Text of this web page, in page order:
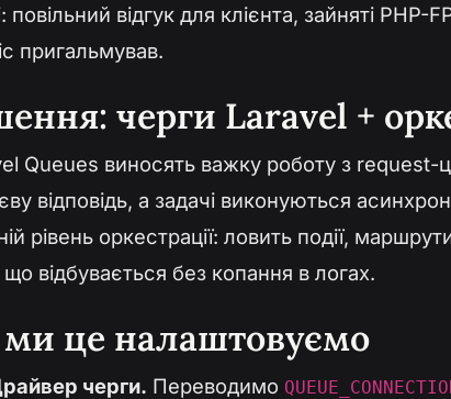
повільний відгук для клієнта, зайняті
пригальмував.
черги Laravel +
Queues виносять важку роботу з
відповідь, а задачі виконуються
рівень оркестрації: ловить події,
що відбувається без копання в логах.
це налаштовуємо
черги. Переводимо